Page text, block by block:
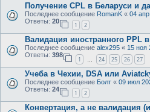
Получение CPL в Беларуси и
Последнее сообщение RomanK « 04
Ответы: 20
1 2
Валидация иностранного PPL
Последнее сообщение alex295 « 15 ноя
Ответы: 398
1 … 24 25 26 27
Учеба в Чехии, DSA или
Последнее сообщение Болт « 09 июл
Ответы: 24
1 2
Конвертация, а не валидация